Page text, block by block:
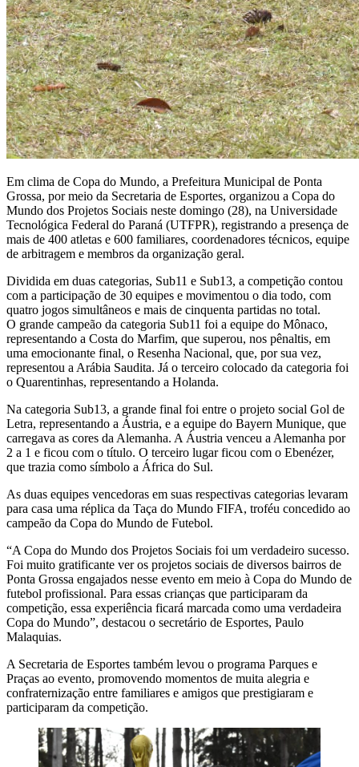
Em clima de Copa do Mundo, a Prefeitura Municipal de Ponta
Grossa, por meio da Secretaria de Esportes, organizou a Copa do
Mundo dos Projetos Sociais neste domingo (28), na Universidade
Tecnológica Federal do Paraná (UTFPR), registrando a presença de
mais de 400 atletas e 600 familiares, coordenadores técnicos, equipe
de arbitragem e membros da organização geral.
Dividida em duas categorias, Sub11 e Sub13, a competição contou
com a participação de 30 equipes e movimentou o dia todo, com
quatro jogos simultâneos e mais de cinquenta partidas no total.
O grande campeão da categoria Sub11 foi a equipe do Mônaco,
representando a Costa do Marfim, que superou, nos pênaltis, em
uma emocionante final, o Resenha Nacional, que, por sua vez,
representou a Arábia Saudita. Já o terceiro colocado da categoria foi
o Quarentinhas, representando a Holanda.
Na categoria Sub13, a grande final foi entre o projeto social Gol de
Letra, representando a Áustria, e a equipe do Bayern Munique, que
carregava as cores da Alemanha. A Áustria venceu a Alemanha por
2 a 1 e ficou com o título. O terceiro lugar ficou com o Ebenézer,
que trazia como símbolo a África do Sul.
As duas equipes vencedoras em suas respectivas categorias levaram
para casa uma réplica da Taça do Mundo FIFA, troféu concedido ao
campeão da Copa do Mundo de Futebol.
“A Copa do Mundo dos Projetos Sociais foi um verdadeiro sucesso.
Foi muito gratificante ver os projetos sociais de diversos bairros de
Ponta Grossa engajados nesse evento em meio à Copa do Mundo de
futebol profissional. Para essas crianças que participaram da
competição, essa experiência ficará marcada como uma verdadeira
Copa do Mundo”, destacou o secretário de Esportes, Paulo
Malaquias.
A Secretaria de Esportes também levou o programa Parques e
Praças ao evento, promovendo momentos de muita alegria e
confraternização entre familiares e amigos que prestigiaram e
participaram da competição.